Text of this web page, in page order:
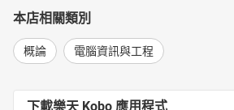
本店相關類別
概論 電腦資訊與工程
下載樂天 Kobo 應用程式